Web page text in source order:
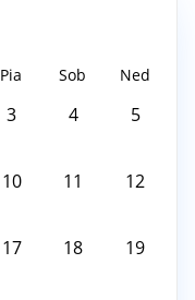
Pia Sob Ned
3 4 5
10 11 12
17 18 19